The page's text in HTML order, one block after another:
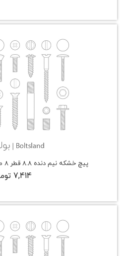
پیچ خشکه نیم دنده 8.8 قطر 8 طول 75 میلیمتر M8*75
7,414 تومان